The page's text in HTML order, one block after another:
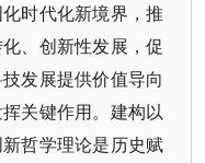
时代化新境界，推
、创新性发展，促
发展提供价值导向
关键作用。建构以
哲学理论是历史赋